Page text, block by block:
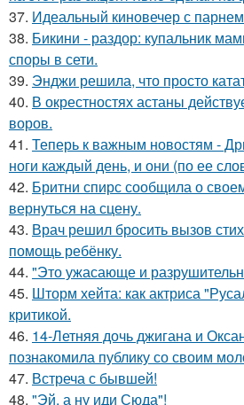
37. Идеальный киновечер с
38. Бикини - раздор: купальник
споры в сети.
39. Энджи решила, что просто
40. В окрестностях астаны
воров.
41. Теперь к важным новостям -
ноги каждый день, и они (по ее
42. Бритни спирс сообщила о
вернуться на сцену.
43. Врач решил бросить вызов
помощь ребёнку.
44. "Это ужасающе и
45. Шторм хейта: как актриса
критикой.
46. 14-Летняя дочь джигана и
познакомила публику со своим
47. Встреча с бывшей!
48. "Эй, а ну иди Сюда"!